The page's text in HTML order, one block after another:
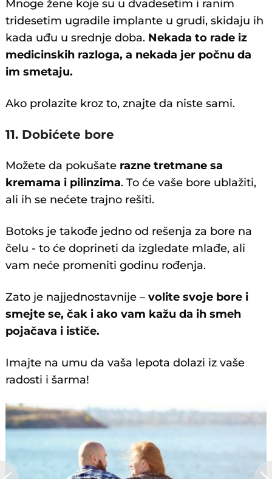
Mnoge žene koje su u dvadesetim i ranim
tridesetim ugradile implante u grudi, skidaju ih
kada uđu u srednje doba. Nekada to rade iz
medicinskih razloga, a nekada jer počnu da
im smetaju.
Ako prolazite kroz to, znajte da niste sami.
11. Dobićete bore
Možete da pokušate razne tretmane sa
kremama i pilinzima. To će vaše bore ublažiti,
ali ih se nećete trajno rešiti.
Botoks je takođe jedno od rešenja za bore na
čelu - to će doprineti da izgledate mlađe, ali
vam neće promeniti godinu rođenja.
Zato je najjednostavnije –volite svoje bore i
smejte se, čak i ako vam kažu da ih smeh
pojačava i ističe.
Imajte na umu da vaša lepota dolazi iz vaše
radosti i šarma!